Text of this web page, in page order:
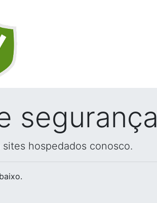
segurança
hospedados conosco.